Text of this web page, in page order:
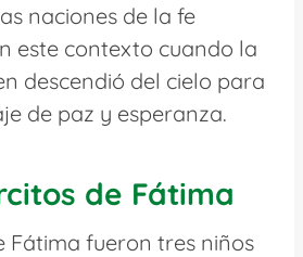
naciones de la fe
este contexto cuando la
descendió del cielo para
de paz y esperanza.
de Fátima
Fátima fueron tres niños